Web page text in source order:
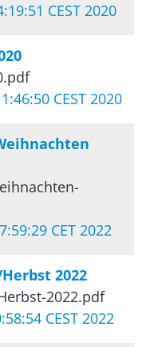
CEST 2020
CEST 2020
CET 2022
2022
2022.pdf
CEST 2022